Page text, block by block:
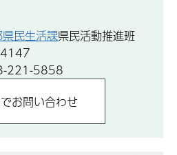
民生活課県民活動推進班
221-5858